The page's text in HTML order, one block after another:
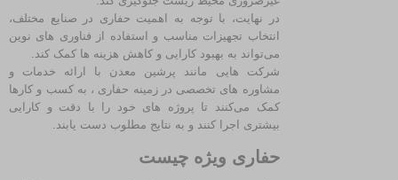
در نهایت، با توجه به اهمیت حفاری در صنایع مختلف،
انتخاب تجهیزات مناسب و استفاده از فناوری‌ های نوین
می‌تواند به بهبود کارایی و کاهش هزینه‌ ها کمک کند.
شرکت‌ هایی مانند پرشین معدن با ارائه خدمات و
مشاوره‌ های تخصصی در زمینه حفاری ، به کسب و کارها
کمک می‌کنند تا پروژه‌ های خود را با دقت و کارایی
بیشتری اجرا کنند و به نتایج مطلوب دست یابند.
حفاری ویژه چیست